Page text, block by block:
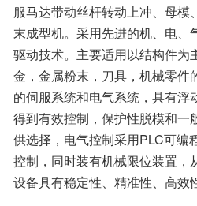
服马达带动丝杆转动上冲、母模
末成型机。采用先进的机、电、
驱动技术。主要适用以结构件为
金，金属粉末，刀具，机械零件
的伺服系统和电气系统，具有浮
得到有效控制，保护性脱模和一
供选择，电气控制采用PLC可编
控制，同时装有机械限位装置，
设备具有稳定性、精准性、高效